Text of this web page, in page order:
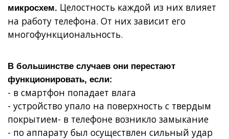
микросхем. Целостность каждой из них влияет
на работу телефона. От них зависит его
многофункциональность.
В большинстве случаев они перестают
функционировать, если:
- в смартфон попадает влага
- устройство упало на поверхность с твердым
покрытием- в телефоне возникло замыкание
- по аппарату был осуществлен сильный удар